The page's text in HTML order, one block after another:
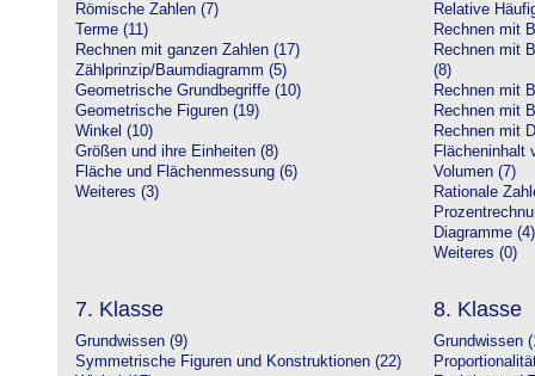
Römische Zahlen (7)
Terme (11)
Rechnen mit ganzen Zahlen (17)
Zählprinzip/Baumdiagramm (5)
Geometrische Grundbegriffe (10)
Geometrische Figuren (19)
Winkel (10)
Größen und ihre Einheiten (8)
Fläche und Flächenmessung (6)
Weiteres (3)
Relative
Rechnen mit
Rechnen mit
(8)
Rechnen mit
Rechnen mit
Rechnen mit
Flächeninhalt
Volumen (7)
Rationale
Diagramme (4)
Weiteres (0)
7. Klasse
Grundwissen (9)
Symmetrische Figuren und Konstruktionen (22)
8. Klasse
Grundwissen